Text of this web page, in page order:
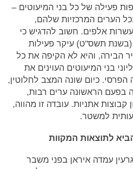
פעילה של כל בני המיעוטים –
הערים המרכזיות שלהם,
אלפים. חשוב להדגיש כי
תשס"ט) עיקר פעילות
הבירה, והיא לא הקיפה את כל
בני המיעוטים העוינים את
הפרסי. כיום שונה המצב לחלוטין,
בפעם הראשונה ערים רבות,
קבוצות אתניות. עובדה זו מהווה,
למשטר.
לתוצאות המקוות
עמדה איראן בפני משבר